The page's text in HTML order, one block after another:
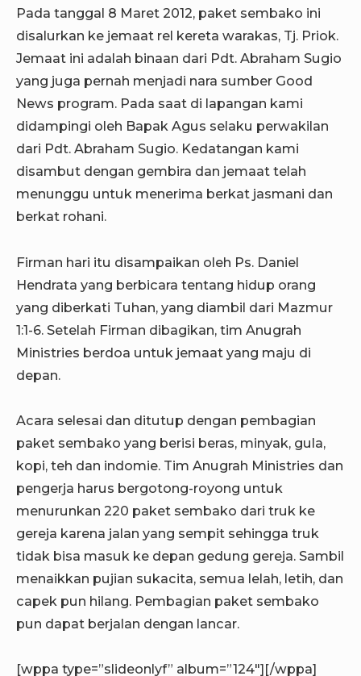
Pada tanggal 8 Maret 2012, paket sembako ini
disalurkan ke jemaat rel kereta warakas, Tj. Priok.
Jemaat ini adalah binaan dari Pdt. Abraham Sugio
yang juga pernah menjadi nara sumber Good
News program. Pada saat di lapangan kami
didampingi oleh Bapak Agus selaku perwakilan
dari Pdt. Abraham Sugio. Kedatangan kami
disambut dengan gembira dan jemaat telah
menunggu untuk menerima berkat jasmani dan
berkat rohani.
Firman hari itu disampaikan oleh Ps. Daniel
Hendrata yang berbicara tentang hidup orang
yang diberkati Tuhan, yang diambil dari Mazmur
1:1-6. Setelah Firman dibagikan, tim Anugrah
Ministries berdoa untuk jemaat yang maju di
depan.
Acara selesai dan ditutup dengan pembagian
paket sembako yang berisi beras, minyak, gula,
kopi, teh dan indomie. Tim Anugrah Ministries dan
pengerja harus bergotong-royong untuk
menurunkan 220 paket sembako dari truk ke
gereja karena jalan yang sempit sehingga truk
tidak bisa masuk ke depan gedung gereja. Sambil
menaikkan pujian sukacita, semua lelah, letih, dan
capek pun hilang. Pembagian paket sembako
pun dapat berjalan dengan lancar.
[wppa type=”slideonlyf” album=”124″][/wppa]